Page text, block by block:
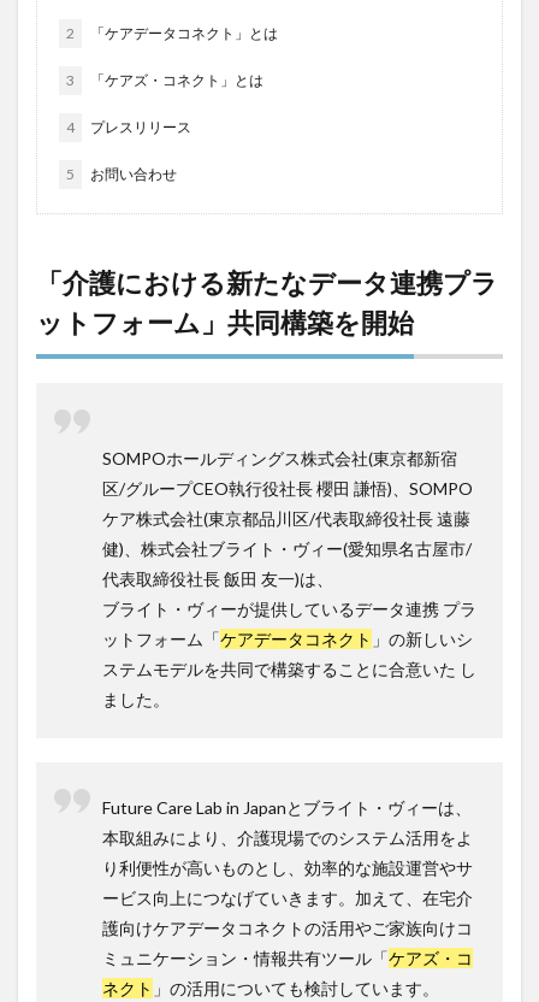
2 「ケアデータコネクト」とは
3 「ケアズ・コネクト」とは
4 プレスリリース
5 お問い合わせ
「介護における新たなデータ連携プラ
ットフォーム」共同構築を開始
SOMPOホールディングス株式会社(東京都新宿
区/グループCEO執行役社長 櫻田 謙悟)、SOMPO
ケア株式会社(東京都品川区/代表取締役社長 遠藤
健)、株式会社ブライト・ヴィー(愛知県名古屋市/
代表取締役社長 飯田 友一)は、
ブライト・ヴィーが提供しているデータ連携 プラ
ットフォーム「ケアデータコネクト 」の新しいシ
ステムモデルを共同で構築することに合意いた し
ました。
Future Care Lab in Japanとブライト・ヴィーは、
本取組みにより、介護現場でのシステム活用をよ
り利便性が高いものとし、効率的な施設運営やサ
ービス向上につなげていきます。加えて、在宅介
護向けケアデータコネクトの活用やご家族向けコ
ミュニケーション・情報共有ツール「ケアズ・コ
ネクト 」の活用についても検討しています。
涼しい
清潔感
濱崎明子
理念・ビジョンの浸透
社会福祉連携推進法人
社内エンゲージメント
社内ポイントシステム
福祉
第35回 介護福祉国家試験
介護テクノロジー
カンテレハッズ
グッドデザイン賞
グランデージ和泉
クリスマス
グループウェア
クレーム
クローズアップ現代
ケアズ・コネクト
ケアデータコネクト
ケアデータコネクト ホーム
コーチング
オリブ園
サービス付き高齢者住宅
サービス責任者
サカナクション
サポート
サンクスカード
シーツ
BPOサービス
CareTEX CDCホーム
CoeFont
Future Care Lab in Japan
Hareru Base Arimatsu
IT導入補助金
KAIGOアンバサダー育成研修会
MIKOTO
SOMPOケア
おとなりさん。
SOMPOフーズ
SOMPOホールディングス
Tシャツ
あかぎれ